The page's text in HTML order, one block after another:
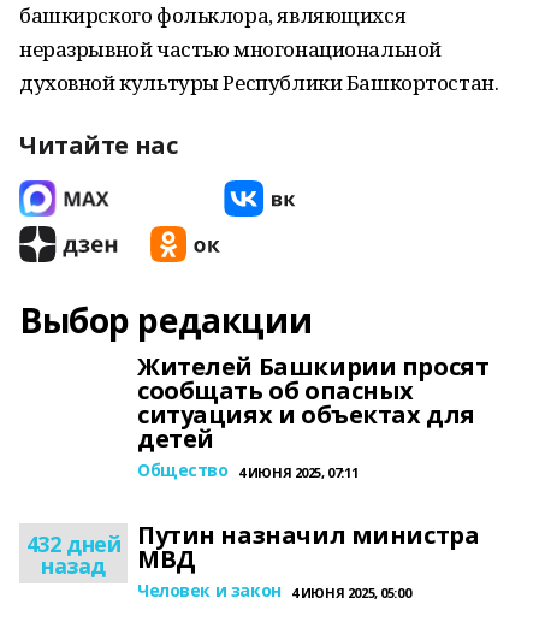
башкирского фольклора, являющихся
неразрывной частью многонациональной
духовной культуры Республики Башкортостан.
Читайте нас
Выбор редакции
Жителей Башкирии просят
сообщать об опасных
ситуациях и объектах для
детей
Общество 4 ИЮНЯ 2025, 07:11
432 дней
назад
Путин назначил министра
МВД
Человек и закон 4 ИЮНЯ 2025, 05:00